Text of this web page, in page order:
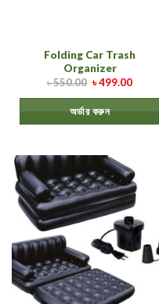
Folding Car Trash
Organizer
৳550.00 ৳499.00
অর্ডার করুন